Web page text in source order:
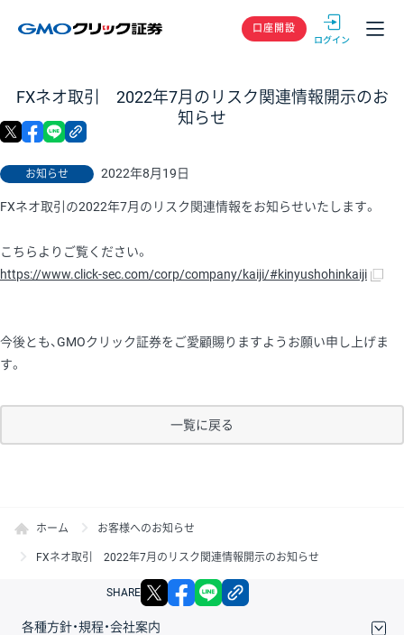
GMOクリック
口座開設
FXネオ取引 2022年7月のリスク関連情報開示のお
知らせ
お知らせ 2022年8月19日
X facebook
FXネオ取引の2022年7月のリスク関連情報をお知らせいたします。
こちらよりご覧ください。
https://www.click-sec.com/corp/company/kaiji/#kinyushohinkaiji
今後とも、GMOクリック証券をご愛顧賜りますようお願い申し上げま
す。
一覧に戻る
ホーム お客様へのお知らせ
FXネオ取引 2022年7月のリスク関連情報開示のお知らせ
SHARE X facebook
各種方針・規程・会社案内